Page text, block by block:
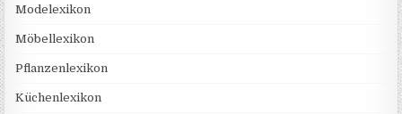
Modelexikon
Möbellexikon
Pflanzenlexikon
Küchenlexikon